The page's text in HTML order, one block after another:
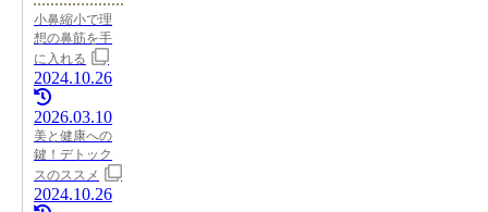
小鼻縮小で理
想の鼻筋を手
に入れる
2024.10.26
2026.03.10
美と健康への
鍵！デトック
スのススメ
2024.10.26